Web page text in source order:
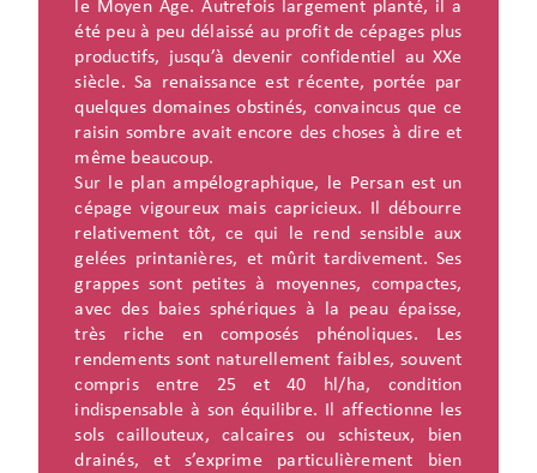
le Moyen Âge. Autrefois largement planté, il a
été peu à peu délaissé au profit de cépages plus
productifs, jusqu’à devenir confidentiel au XXe
siècle. Sa renaissance est récente, portée par
quelques domaines obstinés, convaincus que ce
raisin sombre avait encore des choses à dire et
même beaucoup.
Sur le plan ampélographique, le Persan est un
cépage vigoureux mais capricieux. Il débourre
relativement tôt, ce qui le rend sensible aux
gelées printanières, et mûrit tardivement. Ses
grappes sont petites à moyennes, compactes,
avec des baies sphériques à la peau épaisse,
très riche en composés phénoliques. Les
rendements sont naturellement faibles, souvent
compris entre 25 et 40 hl/ha, condition
indispensable à son équilibre. Il affectionne les
sols caillouteux, calcaires ou schisteux, bien
drainés, et s’exprime particulièrement bien